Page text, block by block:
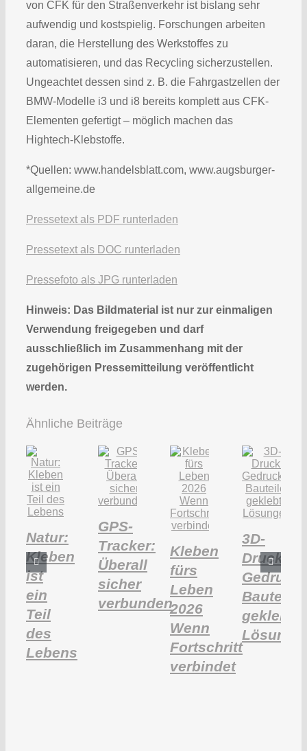
von CFK für den Straßenverkehr ist bislang sehr
aufwendig und kostspielig. Forschungen arbeiten
daran, die Herstellung des Werkstoffes zu
automatisieren, und das Recycling sicherzustellen.
Ungeachtet dessen sind z. B. die Fahrgastzellen der
BMW-Modelle i3 und i8 bereits komplett aus CFK-
Elementen gefertigt – möglich machen das
Hightech-Klebstoffe.
*Quellen: www.handelsblatt.com, www.augsburger-
allgemeine.de
Pressetext als PDF runterladen
Pressetext als DOC runterladen
Pressefoto als JPG runterladen
Hinweis: Das Bildmaterial ist nur zur einmaligen
Verwendung freigegeben und darf
ausschließlich im Zusammenhang mit der
zugehörigen Pressemitteilung veröffentlicht
werden.
Ähnliche Beiträge
Natur:
Kleben
ist
ein
Teil
des
Lebens
GPS-
Tracker:
Überall
sicher
verbunden
Kleben
fürs
Leben
2026
Wenn
Fortschritt
verbindet
3D-
Druck:
Bauteile,
geklebte